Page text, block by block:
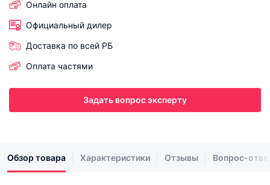
Онлайн оплата
Официальный дилер
Доставка по всей РБ
Оплата частями
Задать вопрос эксперту
Обзор товара Характеристики Отзывы Вопрос-